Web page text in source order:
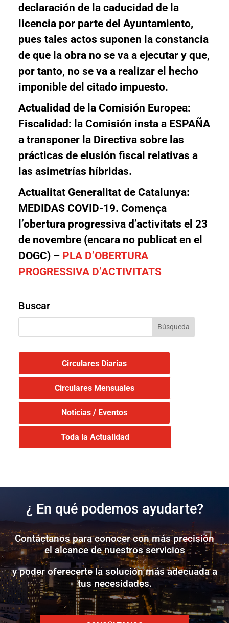
declaración de la caducidad de la
licencia por parte del Ayuntamiento,
pues tales actos suponen la constancia
de que la obra no se va a ejecutar y que,
por tanto, no se va a realizar el hecho
imponible del citado impuesto.
Actualidad de la Comisión Europea:
Fiscalidad: la Comisión insta a ESPAÑA
a transponer la Directiva sobre las
prácticas de elusión fiscal relativas a
las asimetrías híbridas.
Actualitat Generalitat de Catalunya:
MEDIDAS COVID-19. Comença
l’obertura progressiva d’activitats el 23
de novembre (encara no publicat en el
DOGC) – PLA D’OBERTURA
PROGRESSIVA D’ACTIVITATS
Buscar
Circulares Diarias
Circulares Mensuales
Noticias / Eventos
Toda la Actualidad
¿ En qué podemos ayudarte?
Contáctanos para conocer con más precisión
el alcance de nuestros servicios
y poder oferecerte la solución más adecuada a
tus necesidades.